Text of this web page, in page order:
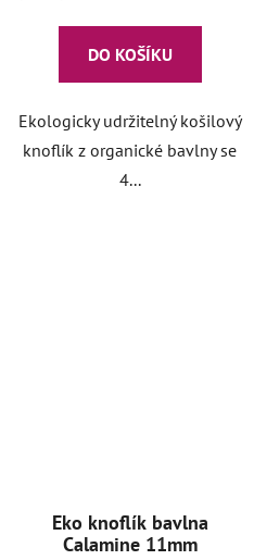
DO KOŠÍKU
Ekologicky udržitelný košilový
knoflík z organické bavlny se
4...
Eko knoflík bavlna
Calamine 11mm